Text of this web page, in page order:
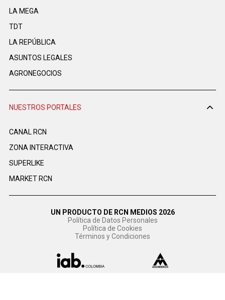
LA MEGA
TDT
LA REPÚBLICA
ASUNTOS LEGALES
AGRONEGOCIOS
NUESTROS PORTALES
CANAL RCN
ZONA INTERACTIVA
SUPERLIKE
MARKET RCN
UN PRODUCTO DE RCN MEDIOS 2026
Política de Datos Personales
Política de Cookies
Términos y Condiciones